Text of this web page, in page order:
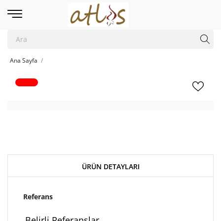
Ana Sayfa
ÜRÜN DETAYLARI
Referans